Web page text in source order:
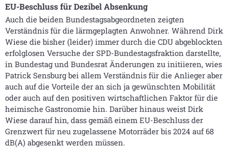
EU-Beschluss für Dezibel Absenkung
Auch die beiden Bundestagsabgeordneten zeigten
Verständnis für die lärmgeplagten Anwohner. Während Dirk
Wiese die bisher (leider) immer durch die CDU abgeblockten
erfolglosen Versuche der SPD-Bundestagsfraktion darstellte,
in Bundestag und Bundesrat Änderungen zu initiieren, wies
Patrick Sensburg bei allem Verständnis für die Anlieger aber
auch auf die Vorteile der an sich ja gewünschten Mobilität
oder auch auf den positiven wirtschaftlichen Faktor für die
heimische Gastronomie hin. Darüber hinaus weist Dirk
Wiese darauf hin, dass gemäß einem EU-Beschluss der
Grenzwert für neu zugelassene Motorräder bis 2024 auf 68
dB(A) abgesenkt werden müssen.